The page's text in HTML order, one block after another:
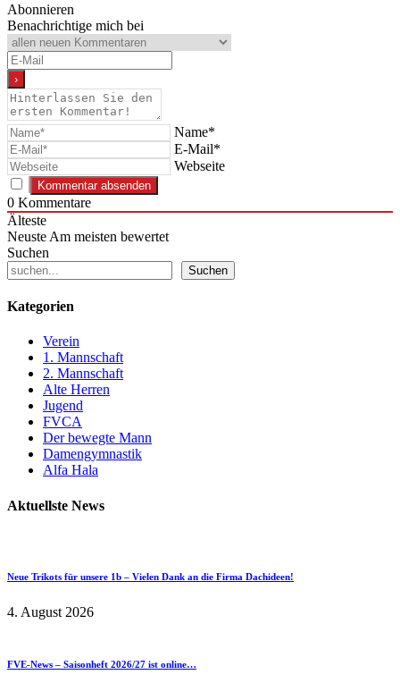
Abonnieren
Benachrichtige mich bei
Name*
E-Mail*
Webseite
0 Kommentare
Älteste
Neuste Am meisten bewertet
Suchen
Suchen
Kategorien
Verein
1. Mannschaft
2. Mannschaft
Alte Herren
Jugend
FVCA
Der bewegte Mann
Damengymnastik
Alfa Hala
Aktuellste News
Neue Trikots für unsere 1b – Vielen Dank an die Firma Dachideen!
4. August 2026
FVE-News – Saisonheft 2026/27 ist online…